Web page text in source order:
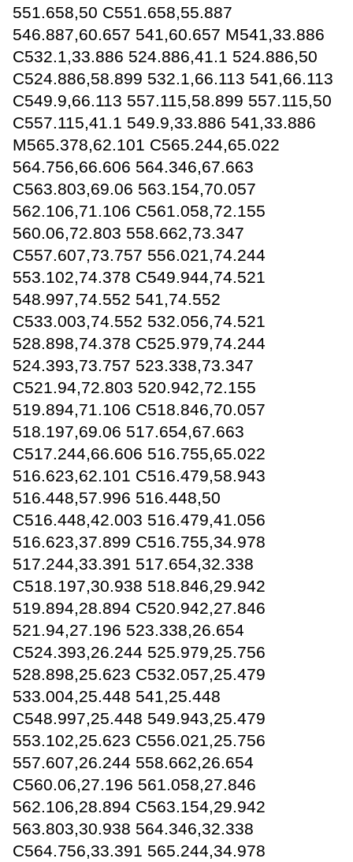
551.658,50 C551.658,55.887
546.887,60.657 541,60.657 M541,33.886
C532.1,33.886 524.886,41.1 524.886,50
C524.886,58.899 532.1,66.113 541,66.113
C549.9,66.113 557.115,58.899 557.115,50
C557.115,41.1 549.9,33.886 541,33.886
M565.378,62.101 C565.244,65.022
564.756,66.606 564.346,67.663
C563.803,69.06 563.154,70.057
562.106,71.106 C561.058,72.155
560.06,72.803 558.662,73.347
C557.607,73.757 556.021,74.244
553.102,74.378 C549.944,74.521
548.997,74.552 541,74.552
C533.003,74.552 532.056,74.521
528.898,74.378 C525.979,74.244
524.393,73.757 523.338,73.347
C521.94,72.803 520.942,72.155
519.894,71.106 C518.846,70.057
518.197,69.06 517.654,67.663
C517.244,66.606 516.755,65.022
516.623,62.101 C516.479,58.943
516.448,57.996 516.448,50
C516.448,42.003 516.479,41.056
516.623,37.899 C516.755,34.978
517.244,33.391 517.654,32.338
C518.197,30.938 518.846,29.942
519.894,28.894 C520.942,27.846
521.94,27.196 523.338,26.654
C524.393,26.244 525.979,25.756
528.898,25.623 C532.057,25.479
533.004,25.448 541,25.448
C548.997,25.448 549.943,25.479
553.102,25.623 C556.021,25.756
557.607,26.244 558.662,26.654
C560.06,27.196 561.058,27.846
562.106,28.894 C563.154,29.942
563.803,30.938 564.346,32.338
C564.756,33.391 565.244,34.978